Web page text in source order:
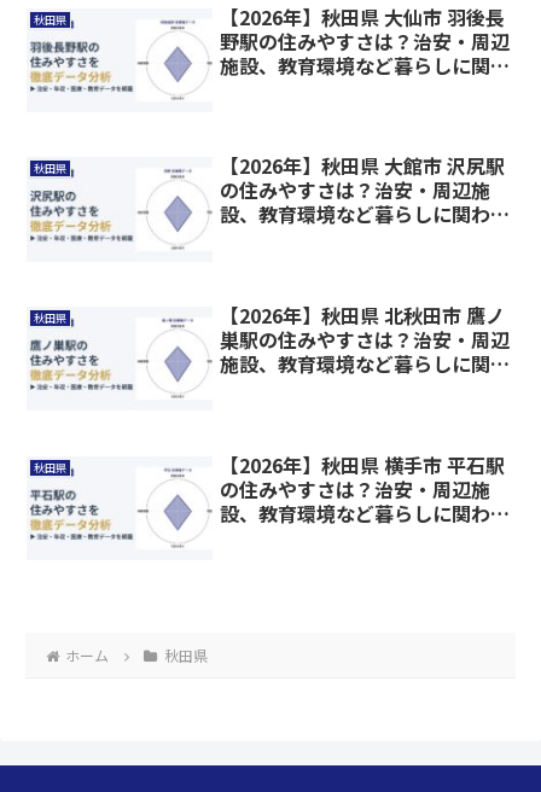
秋田県
【2026年】秋田県 大仙市 羽後長
野駅の住みやすさは？治安・周辺
施設、教育環境など暮らしに関わ
秋田県
【2026年】秋田県 大館市 沢尻駅
の住みやすさは？治安・周辺施
設、教育環境など暮らしに関わる
秋田県
【2026年】秋田県 北秋田市 鷹ノ
巣駅の住みやすさは？治安・周辺
施設、教育環境など暮らしに関わ
秋田県
【2026年】秋田県 横手市 平石駅
の住みやすさは？治安・周辺施
設、教育環境など暮らしに関わる
ホーム 秋田県